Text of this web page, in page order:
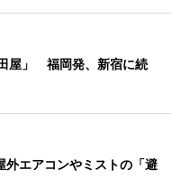
屋」 福岡発、新宿に続
外エアコンやミストの「避